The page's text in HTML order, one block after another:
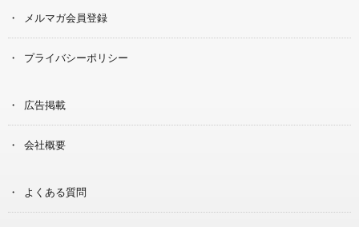
メルマガ会員登録
プライバシーポリシー
広告掲載
会社概要
よくある質問